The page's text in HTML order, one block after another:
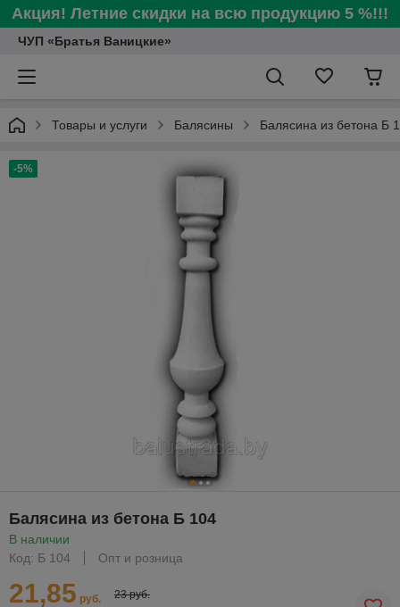
Акция! Летние скидки на всю продукцию 5 %!!!
ЧУП «Братья Ваницкие»
Товары и услуги Балясины Балясина из бетона Б
-5%
Балясина из бетона Б 104
В наличии
Код: Б 104
Опт и розница
21,85 руб. 23 руб.